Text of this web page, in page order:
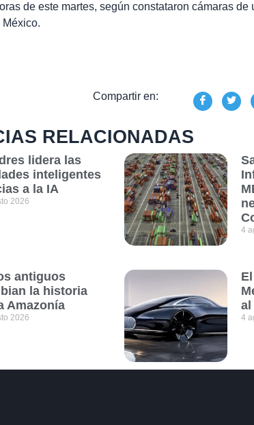
de este martes, según constataron cámaras
México.
Compartir en:
RELACIONADAS
lidera las
inteligentes
a la IA
2026
4
antiguos
la historia
Amazonía
2026
al
4